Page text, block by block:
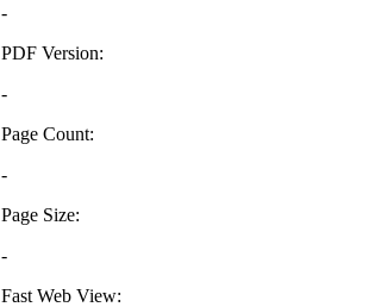
-
PDF Version:
-
Page Count:
-
Page Size:
-
Fast Web View: